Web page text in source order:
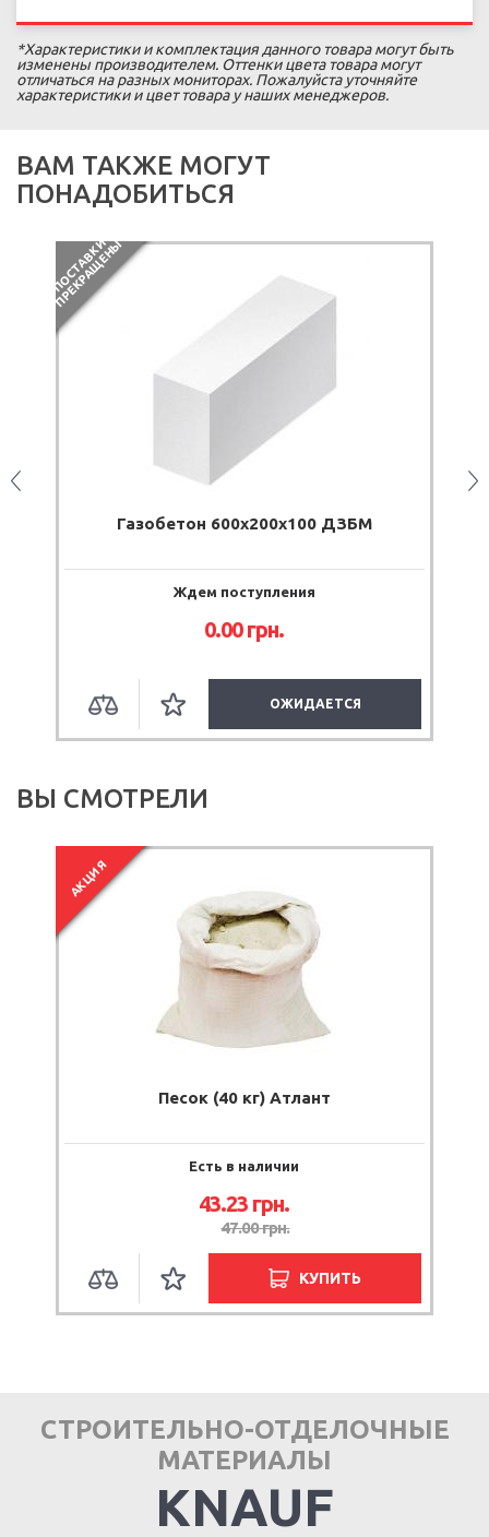
*Характеристики и комплектация данного товара могут быть
изменены производителем. Оттенки цвета товара могут
отличаться на разных мониторах. Пожалуйста уточняйте
характеристики и цвет товара у наших менеджеров.
ВАМ ТАКЖЕ МОГУТ
ПОНАДОБИТЬСЯ
П
О
С
Т
А
В
К
И
П
Р
Е
К
Р
А
Щ
Е
Н
Ы
Газобетон 600x200x100 ДЗБМ
Ждем поступления
0.00грн.
ОЖИДАЕТСЯ
ВЫ СМОТРЕЛИ
АКЦИЯ
Песок (40 кг) Атлант
Есть в наличии
43.23 грн.
47.00грн.
КУПИТЬ
СТРОИТЕЛЬНО-ОТДЕЛОЧНЫЕ
МАТЕРИАЛЫ
KNAUF